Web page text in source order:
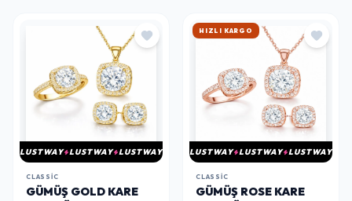
LUSTWAY LUSTWAY LUSTWAY
CLASSIC
GÜMÜŞ GOLD KARE
HIZLI KARGO
LUSTWAY LUSTWAY LUSTWAY
CLASSIC
GÜMÜŞ ROSE KARE